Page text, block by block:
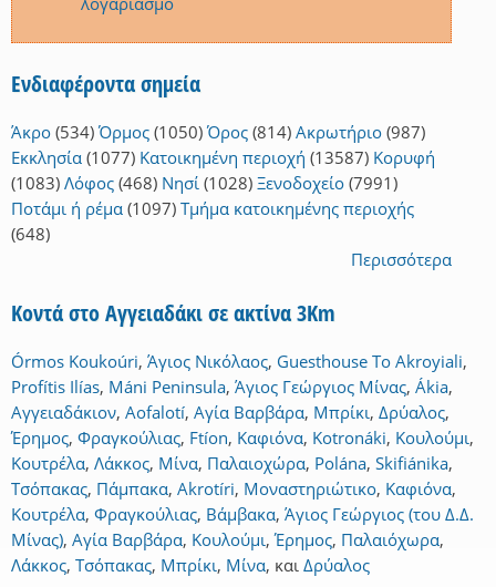
Ενδιαφέροντα σημεία
Άκρο (534) Όρμος (1050) Όρος (814) Ακρωτήριο (987)
Εκκλησία (1077) Κατοικημένη περιοχή (13587) Κορυφή
(1083) Λόφος (468) Νησί (1028) Ξενοδοχείο (7991)
Ποτάμι ή ρέμα (1097) Τμήμα κατοικημένης περιοχής
(648)
Περισσότερα
Κοντά στο Αγγειαδάκι σε ακτίνα 3Km
Órmos Koukoúri, Άγιος Νικόλαος, Guesthouse To Akroyiali,
Profítis Ilías, Máni Peninsula, Άγιος Γεώργιος Μίνας, Ákia,
Αγγειαδάκιον, Aofalotí, Αγία Βαρβάρα, Μπρίκι, Δρύαλος,
Έρημος, Φραγκούλιας, Ftíon, Καφιόνα, Kotronáki, Κουλούμι,
Κουτρέλα, Λάκκος, Μίνα, Παλαιοχώρα, Polána, Skifiánika,
Τσόπακας, Πάμπακα, Akrotíri, Μοναστηριώτικο, Καφιόνα,
Κουτρέλα, Φραγκούλιας, Βάμβακα, Άγιος Γεώργιος (του Δ.Δ.
Μίνας), Αγία Βαρβάρα, Κουλούμι,Έρημος, Παλαιόχωρα,
Λάκκος, Τσόπακας, Μπρίκι, Μίνα, και Δρύαλος